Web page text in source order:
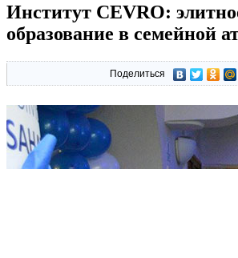
Институт CEVRO:
образование в семейной
Поделиться